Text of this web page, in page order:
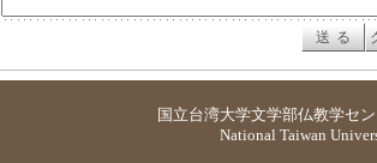
国立台湾大学文学部仏教学セ
National Taiwan